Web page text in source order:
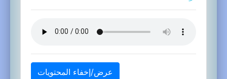
عرض/إخفاء المحتويات